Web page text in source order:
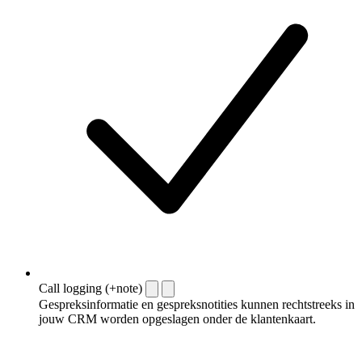
Call logging (+note)
Gespreksinformatie en gespreksnotities kunnen rechtstreeks in
jouw CRM worden opgeslagen onder de klantenkaart.